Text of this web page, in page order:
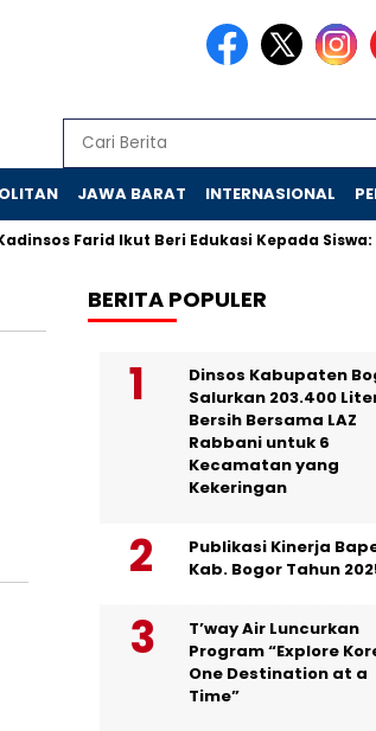
JAWA BARAT INTERNASIONAL
Farid Ikut Beri Edukasi Kepada Siswa:
BERITA POPULER
Dinsos Kabupaten
Salurkan 203.400
Bersih Bersama LAZ
Rabbani untuk 6
Kecamatan yang
Kekeringan
Publikasi Kinerja
Kab. Bogor Tahun
T’way Air Luncurkan
Program “Explore
One Destination at a
Time”